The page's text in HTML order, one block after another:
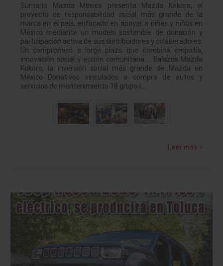
Sumario Mazda México presenta Mazda Kokoro, el
proyecto de responsabilidad social más grande de la
marca en el país, enfocado en apoyar a niñas y niños en
México mediante un modelo sostenible de donación y
participación activa de sus distribuidores y colaboradores.
Un compromiso a largo plazo que combina empatía,
innovación social y acción comunitaria. Balazos Mazda
Kokoro, la inversión social más grande de Mazda en
México Donativos vinculados a compra de autos y
servicios de mantenimiento 18 grupos…
Leer más »